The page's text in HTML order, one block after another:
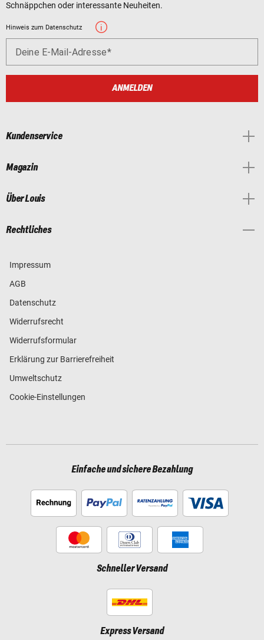
Schnäppchen oder interessante Neuheiten.
Hinweis zum Datenschutz
Deine E-Mail-Adresse
ANMELDEN
Kundenservice
Magazin
Über Louis
Rechtliches
Impressum
AGB
Datenschutz
Widerrufsrecht
Widerrufsformular
Erklärung zur Barrierefreiheit
Umweltschutz
Cookie-Einstellungen
Einfache und sichere Bezahlung
Schneller Versand
Express Versand